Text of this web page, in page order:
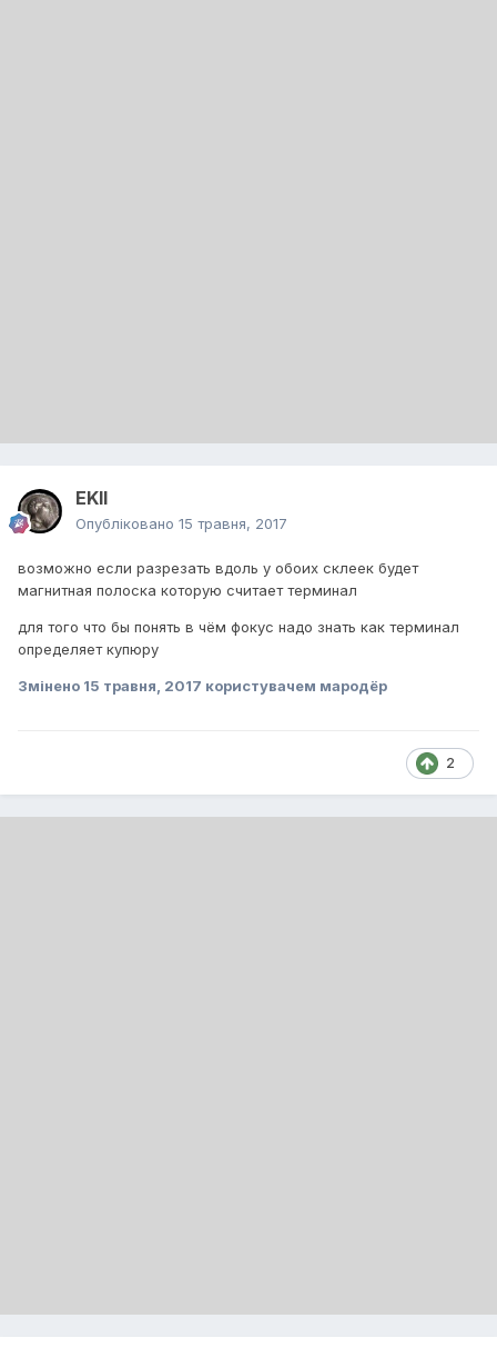
EKII
Опубліковано 15 травня, 2017
возможно если разрезать вдоль у обоих склеек будет
магнитная полоска которую считает терминал
для того что бы понять в чём фокус надо знать как терминал
определяет купюру
Змінено 15 травня, 2017 користувачем мародёр
2